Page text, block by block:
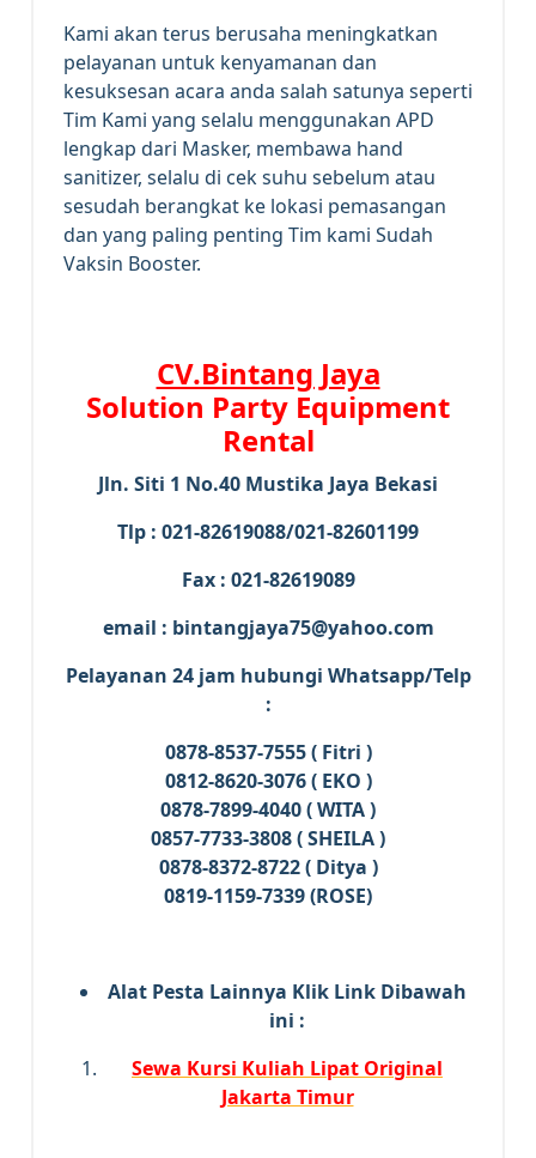
Kami akan terus berusaha meningkatkan
pelayanan untuk kenyamanan dan
kesuksesan acara anda salah satunya seperti
Tim Kami yang selalu menggunakan APD
lengkap dari Masker, membawa hand
sanitizer, selalu di cek suhu sebelum atau
sesudah berangkat ke lokasi pemasangan
dan yang paling penting Tim kami Sudah
Vaksin Booster.
CV.Bintang Jaya
Solution Party Equipment
Rental
Jln. Siti 1 No.40 Mustika Jaya Bekasi
Tlp : 021-82619088/021-82601199
Fax : 021-82619089
email : bintangjaya75@yahoo.com
Pelayanan 24 jam hubungi Whatsapp/Telp
:
0878-8537-7555 ( Fitri )
0812-8620-3076 ( EKO )
0878-7899-4040 ( WITA )
0857-7733-3808 ( SHEILA )
0878-8372-8722 ( Ditya )
0819-1159-7339 (ROSE)
Alat Pesta Lainnya Klik Link Dibawah
ini :
Sewa Kursi Kuliah Lipat Original
Jakarta Timur